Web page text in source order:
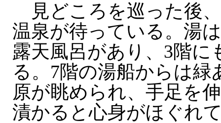
見どころを巡った後
温泉が待っている。湯
露天風呂があり、3階に
る。7階の湯船からは緑
原が眺められ、手足を
漬かると心身がほぐれ